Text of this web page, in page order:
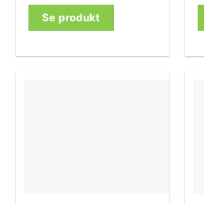
Se produkt